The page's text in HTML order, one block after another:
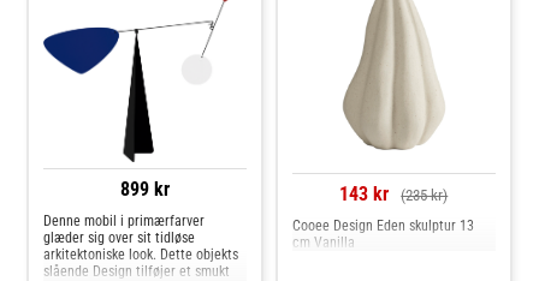
899 kr
Denne mobil i primærfarver
glæder sig over sit tidløse
arkitektoniske look. Dette objekts
slående Design tilføjer et smukt
143 kr (235 kr)
Cooee Design Eden skulptur 13
cm Vanilla